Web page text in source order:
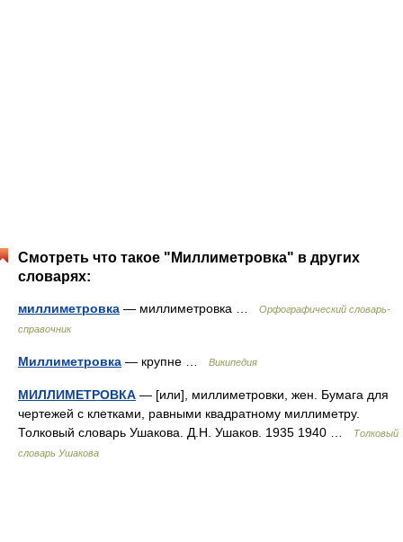
Смотреть что такое "Миллиметровка" в других
словарях:
миллиметровка — миллиметровка …
Орфографический словарь-
справочник
Миллиметровка — крупне … Википедия
МИЛЛИМЕТРОВКА — [или], миллиметровки, жен. Бумага для
чертежей с клетками, равными квадратному миллиметру.
Толковый словарь Ушакова. Д.Н. Ушаков. 1935 1940 …
Толковый
словарь Ушакова